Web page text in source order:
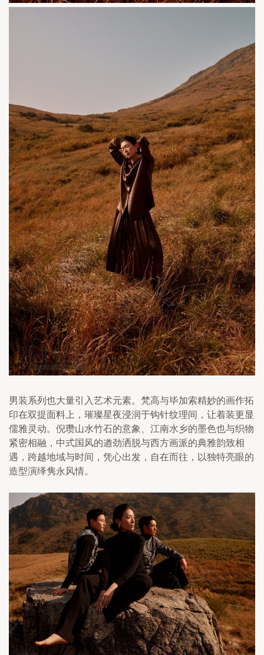
男装系列也大量引入艺术元素。梵高与毕加索精妙的画作拓
印在双提面料上，璀璨星夜浸润于钩针纹理间，让着装更显
儒雅灵动。倪瓒山水竹石的意象、江南水乡的墨色也与织物
紧密相融，中式国风的遒劲洒脱与西方画派的典雅韵致相
遇，跨越地域与时间，凭心出发，自在而往，以独特亮眼的
造型演绎隽永风情。